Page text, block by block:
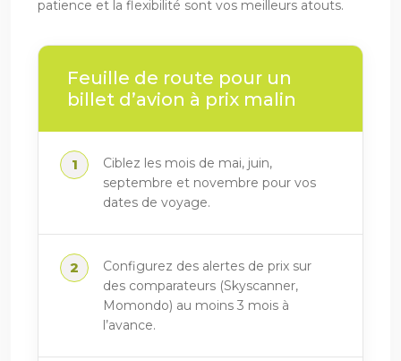
patience et la flexibilité sont vos meilleurs atouts.
Feuille de route pour un
billet d’avion à prix malin
Ciblez les mois de mai, juin,
septembre et novembre pour vos
dates de voyage.
Configurez des alertes de prix sur
des comparateurs (Skyscanner,
Momondo) au moins 3 mois à
l’avance.